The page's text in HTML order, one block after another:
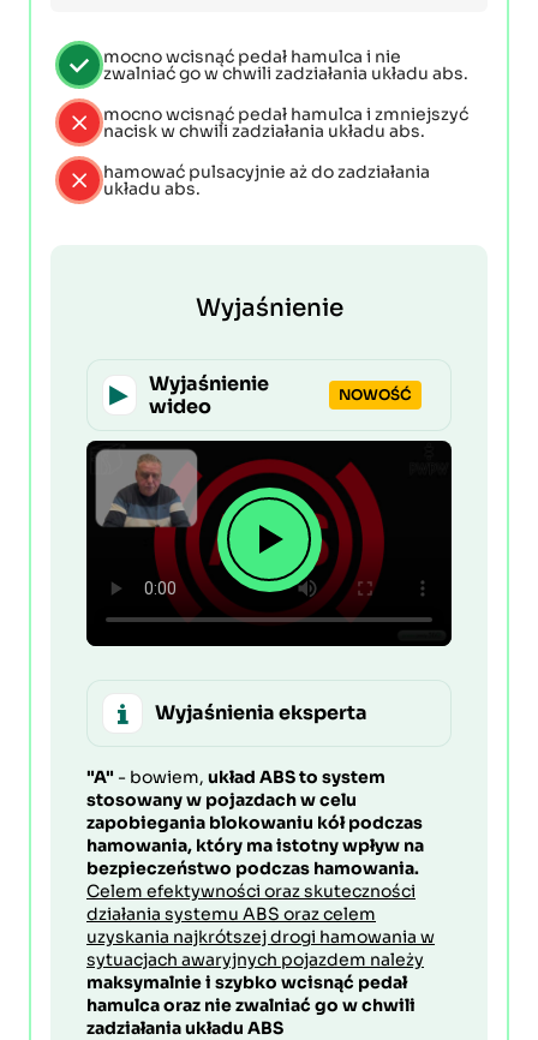
mocno wcisnąć pedał hamulca i nie
zwalniać go w chwili zadziałania układu abs.
mocno wcisnąć pedał hamulca i zmniejszyć
nacisk w chwili zadziałania układu abs.
hamować pulsacyjnie aż do zadziałania
układu abs.
Wyjaśnienie
Wyjaśnienie
wideo
NOWOŚĆ
Wyjaśnienia eksperta
"A" - bowiem, układ ABS to system
stosowany w pojazdach w celu
zapobiegania blokowaniu kół podczas
hamowania, który ma istotny wpływ na
bezpieczeństwo podczas hamowania.
Celem efektywności oraz skuteczności
działania systemu ABS oraz celem
uzyskania najkrótszej drogi hamowania w
sytuacjach awaryjnych pojazdem należy
maksymalnie i szybko wcisnąć pedał
hamulca oraz nie zwalniać go w chwili
zadziałania układu ABS